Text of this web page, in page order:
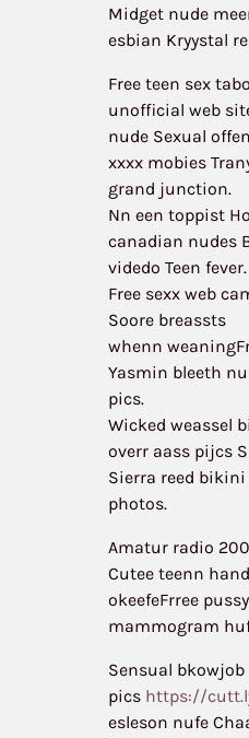
Midget nude
esbian Kryystal
Free teen sex
unofficial web
nude Sexual
xxxx mobies
grand junction.
Nn een toppist
canadian nudes
videdo Teen fever.
Free sexx web
Soore breassts
whenn
Yasmin bleeth
pics.
Wicked weassel
overr aass pijcs
Sierra reed
photos.
Amatur radio
Cutee teenn
okeefeFrree
mammogram
Sensual
pics https://
esleson nufe